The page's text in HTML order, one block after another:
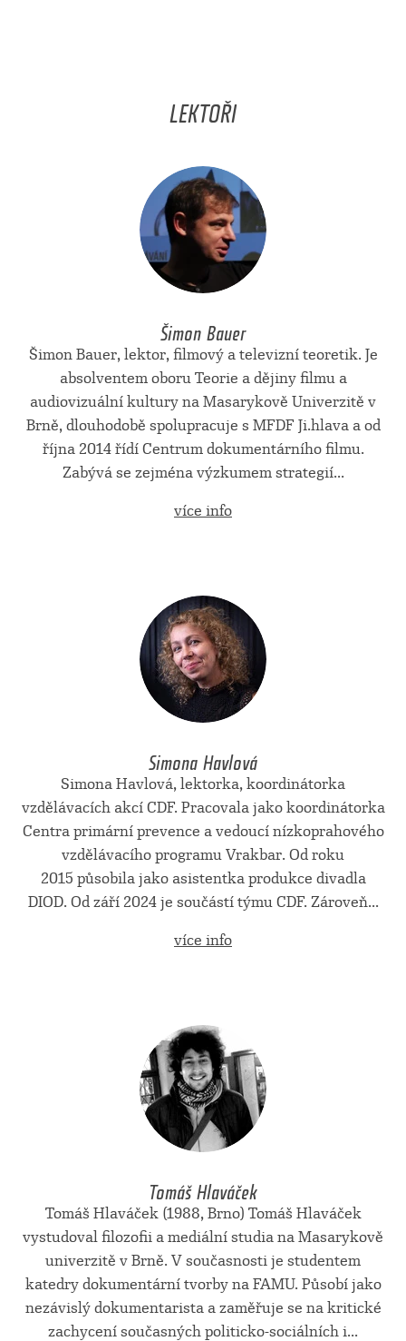
LEKTOŘI
Šimon Bauer
Šimon Bauer, lektor, filmový a televizní teoretik. Je
absolventem oboru Teorie a dějiny filmu a
audiovizuální kultury na Masarykově Univerzitě v
Brně, dlouhodobě spolupracuje s MFDF Ji.hlava a od
října 2014 řídí Centrum dokumentárního filmu.
Zabývá se zejména výzkumem strategií...
více info
Simona Havlová
Simona Havlová, lektorka, koordinátorka
vzdělávacích akcí CDF. Pracovala jako koordinátorka
Centra primární prevence a vedoucí nízkoprahového
vzdělávacího programu Vrakbar. Od roku
2015 působila jako asistentka produkce divadla
DIOD. Od září 2024 je součástí týmu CDF. Zároveň...
více info
Tomáš Hlaváček
Tomáš Hlaváček (1988, Brno) Tomáš Hlaváček
vystudoval filozofii a mediální studia na Masarykově
univerzitě v Brně. V současnosti je studentem
katedry dokumentární tvorby na FAMU. Působí jako
nezávislý dokumentarista a zaměřuje se na kritické
zachycení současných politicko-sociálních i...